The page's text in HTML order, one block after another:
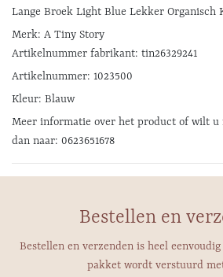
Lange Broek Light Blue Lekker Organisch
Merk: A Tiny Story
Artikelnummer fabrikant: tin26329241
Artikelnummer: 1023500
Kleur: Blauw
Meer informatie over het product of wilt u
dan naar: 0623651678
Bestellen en
Bestellen en verzenden is heel
pakket wordt verstuurd